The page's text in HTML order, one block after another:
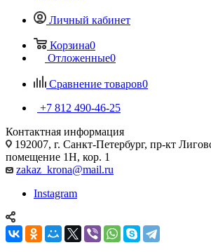
Личный кабинет
Корзина0
Отложенные0
Сравнение товаров0
+7 812 490-46-25
Контактная информация
192007, г. Санкт-Петербург, пр-кт
помещение 1Н, кор. 1
zakaz_krona@mail.ru
Instagram